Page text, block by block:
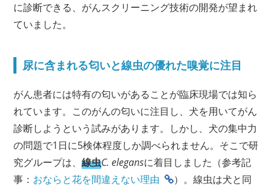
に診断できる、がんスクリーニング技術の開発が望まれ
ていました。
尿に含まれる匂いと線虫の優れた嗅覚に注目
がん患者には特有の匂いがあることが臨床現場では知ら
れています。このがんの匂いに注目し、犬を用いてがん
診断しようという試みがあります。しかし、犬の集中力
の問題で1日に5検体程度しか調べられません。そこで研
究グループは、線虫C. elegansに着目しました（参考記
事： おならと花を間違えない理由
）。線虫は犬と同